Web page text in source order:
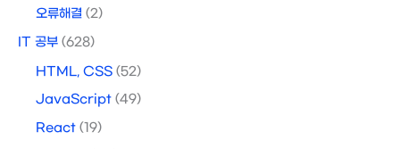
오류해결 (2)
IT 공부 (628)
HTML, CSS (52)
JavaScript (49)
React (19)